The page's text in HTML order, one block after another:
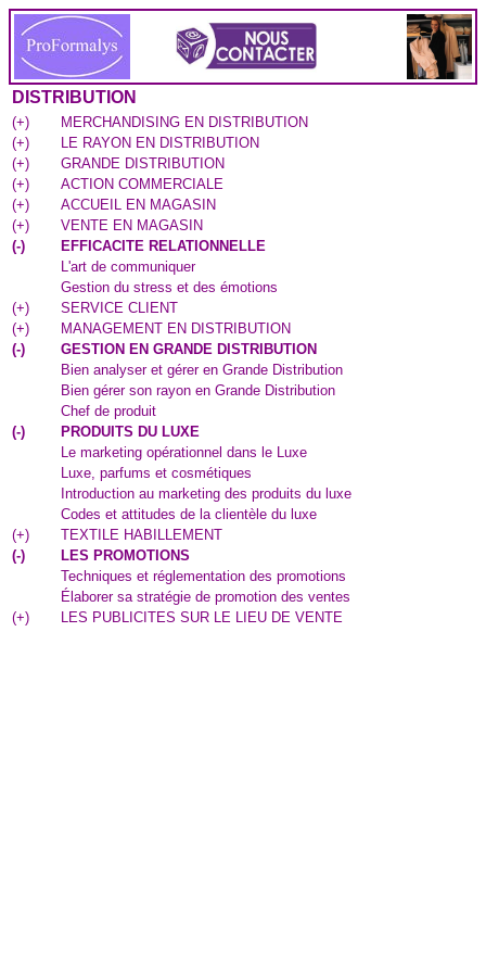
DISTRIBUTION
(+)
MERCHANDISING EN DISTRIBUTION
(+)
LE RAYON EN DISTRIBUTION
(+)
GRANDE DISTRIBUTION
(+)
ACTION COMMERCIALE
(+)
ACCUEIL EN MAGASIN
(+)
VENTE EN MAGASIN
(-)
EFFICACITE RELATIONNELLE
L'art de communiquer
Gestion du stress et des émotions
(+)
SERVICE CLIENT
(+)
MANAGEMENT EN DISTRIBUTION
(-)
GESTION EN GRANDE DISTRIBUTION
Bien analyser et gérer en Grande Distribution
Bien gérer son rayon en Grande Distribution
Chef de produit
(-)
PRODUITS DU LUXE
Le marketing opérationnel dans le Luxe
Luxe, parfums et cosmétiques
Introduction au marketing des produits du luxe
Codes et attitudes de la clientèle du luxe
(+)
TEXTILE HABILLEMENT
(-)
LES PROMOTIONS
Techniques et réglementation des promotions
Élaborer sa stratégie de promotion des ventes
(+) LES PUBLICITES SUR LE LIEU DE VENTE